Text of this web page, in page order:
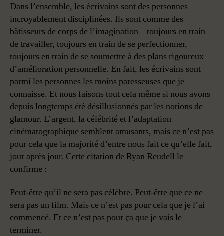
Dans l’ensemble, les écrivains sont des personnes
incroyablement disciplinées. Ils sont comme des
bâtisseurs de corps de l’imagination – toujours en train
de travailler, toujours en train de se perfectionner,
toujours en train de se soumettre à des plans rigoureux
d’amélioration personnelle. En fait, les écrivains sont
parmi les personnes les moins paresseuses que je
connaisse. Et nous faisons tout cela même si nous avons
depuis longtemps été désillusionnés par les notions de
glamour. L’argent, la célébrité et l’adaptation
cinématographique semblent amusants, mais ce n’est pas
pour cela que la majorité d’entre nous fait ce qu’elle fait,
jour après jour. Cette citation de Ryan Reudell le
confirme :
Peut-être qu’il ne sera pas célèbre. Peut-être que ce ne
sera pas un film. Mais ce n’est pas pour cela que je l’ai
commencé. Et ce n’est pas pour ça que je vais le
terminer.